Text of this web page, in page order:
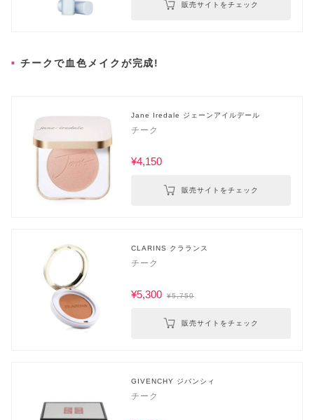
販売サイトをチェック
チークで血色メイクが完成!
Jane Iredale ジェーンアイルデール
チーク
¥4,150
販売サイトをチェック
CLARINS クラランス
チーク
¥5,300 ¥5,750
販売サイトをチェック
GIVENCHY ジバンシィ
チーク